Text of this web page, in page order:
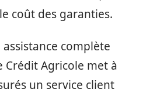
coût des garanties.
assistance complète
Crédit Agricole met à
un service client